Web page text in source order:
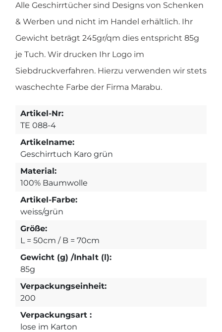
Alle Geschirrtücher sind Designs von Schenken
& Werben und nicht im Handel erhältlich. Ihr
Gewicht beträgt 245gr/qm dies entspricht 85g
je Tuch. Wir drucken Ihr Logo im
Siebdruckverfahren. Hierzu verwenden wir stets
waschechte Farbe der Firma Marabu.
Artikel-Nr:
TE 088-4
Artikelname:
Geschirrtuch Karo grün
Material:
100% Baumwolle
Artikel-Farbe:
weiss/grün
Größe:
L = 50cm / B = 70cm
Gewicht (g) /Inhalt (l):
85g
Verpackungseinheit:
200
Verpackungsart :
lose im Karton